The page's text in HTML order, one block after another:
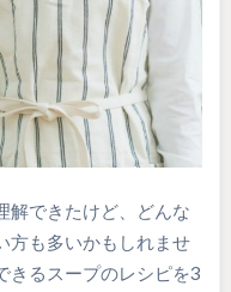
解できたけど、どんな
方も多いかもしれませ
きるスープのレシピを3